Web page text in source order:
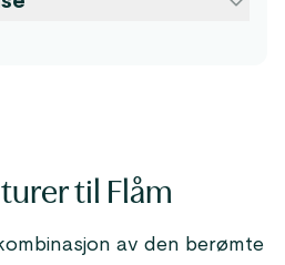
til Flåm
av den berømte